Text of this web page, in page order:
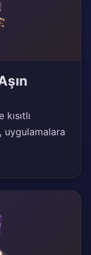
uygulamalara